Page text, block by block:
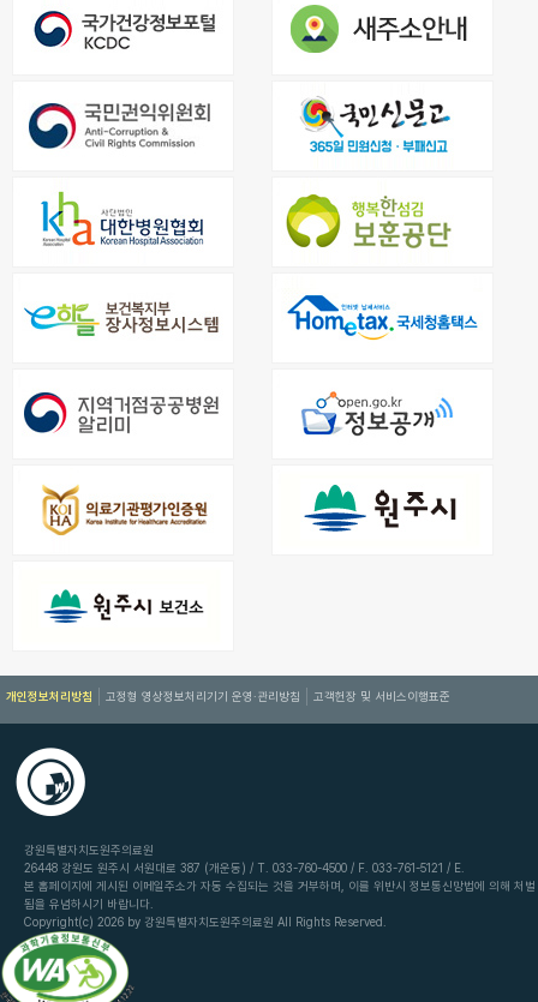
개인정보처리방침 고정형 영상정보처리기기 운영·관리방침 고객헌장 및 서비스이행표준
강원특별자치도원주의료원
26448 강원도 원주시 서원대로 387 (개운동) / T. 033-760-4500 / F. 033-761-5121 / E.
본 홈페이지에 게시된 이메일주소가 자동 수집되는 것을 거부하며, 이를 위반시 정보통신망법에 의해 처벌
됨을 유념하시기 바랍니다.
Copyright(c) 2026 by 강원특별자치도원주의료원 All Rights Reserved.